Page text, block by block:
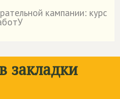
кампании: курс
закладки